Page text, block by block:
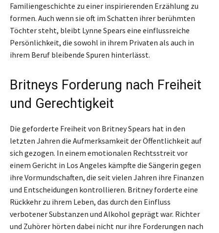
Familiengeschichte zu einer inspirierenden Erzählung zu
formen. Auch wenn sie oft im Schatten ihrer berühmten
Töchter steht, bleibt Lynne Spears eine einflussreiche
Persönlichkeit, die sowohl in ihrem Privaten als auch in
ihrem Beruf bleibende Spuren hinterlässt.
Britneys Forderung nach Freiheit
und Gerechtigkeit
Die geforderte Freiheit von Britney Spears hat in den
letzten Jahren die Aufmerksamkeit der Öffentlichkeit auf
sich gezogen. In einem emotionalen Rechtsstreit vor
einem Gericht in Los Angeles kämpfte die Sängerin gegen
ihre Vormundschaften, die seit vielen Jahren ihre Finanzen
und Entscheidungen kontrollieren. Britney forderte eine
Rückkehr zu ihrem Leben, das durch den Einfluss
verbotener Substanzen und Alkohol geprägt war. Richter
und Zuhörer hörten dabei nicht nur ihre Forderungen nach